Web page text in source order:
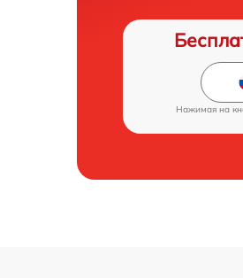
Нажимая на